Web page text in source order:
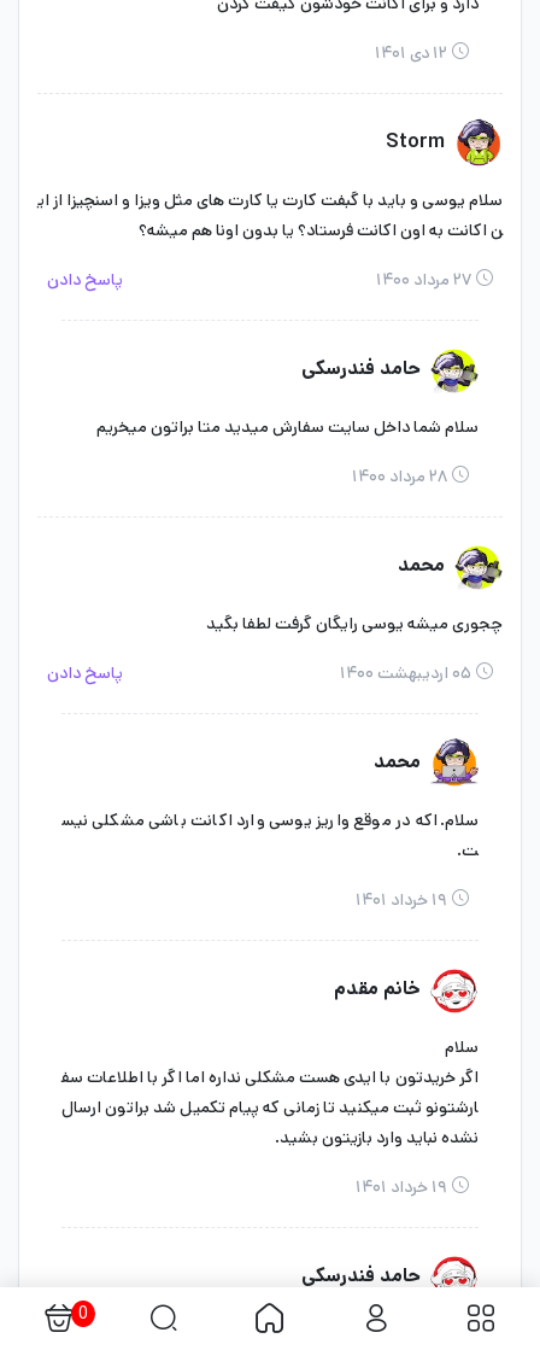
۱۲ دی ۱۴۰۱
Storm
سلام یوسی و باید با گبفت کارت یا کارت های مثل ویزا و اسنچیزا از ای
ن اکانت به اون اکانت فرستاد؟ یا بدون اونا هم میشه؟
۲۷ مرداد ۱۴۰۰ پاسخ دادن
حامد فندرسکی
سلام شما داخل سایت سفارش میدید متا براتون میخریم
۲۸ مرداد ۱۴۰۰
محمد
چجوری میشه یوسی رایگان گرفت لطفا بگید
۰۵ اردیبهشت ۱۴۰۰ پاسخ دادن
محمد
سلام.اکه در موقع واریز یوسی وارد اکانت باشی مشکلی نیس
ت.
۱۹ خرداد ۱۴۰۱
خانم مقدم
سلام
اگر خریدتون با ایدی هست مشکلی نداره اما اگر با اطلاعات سف
ارشتونو ثبت میکنید تا زمانی که پیام تکمیل شد براتون ارسال
نشده نباید وارد بازیتون بشید.
۱۹ خرداد ۱۴۰۱
حامد فندرسکی
سلام باید داخل گوگل سرچ کنید ولی بهتون پیشنعاد میکنم ای
0